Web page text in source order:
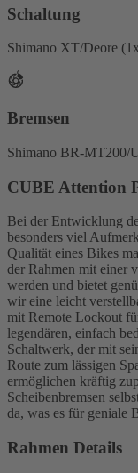
Schaltung
Shimano XT/Deore
Bremsen
Shimano BR-MT200/
CUBE Attention
Bei der Entwicklung
besonders viel
Qualität eines Bikes
der Rahmen mit einer
werden und bietet
wir eine leicht
mit Remote Lockout
legendären, einfach
Schaltwerk, der mit
Route zum lässigen
ermöglichen kräftig
Scheibenbremsen
da, was es für geniale
Rahmen Details